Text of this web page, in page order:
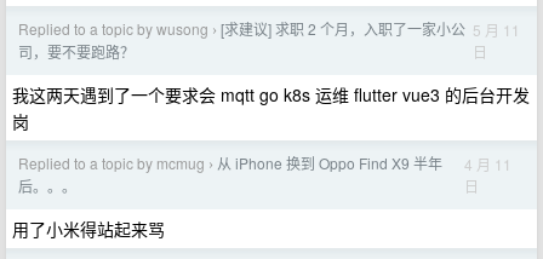
Replied to a topic by wusong › [求建议] 求职 2 个月，入职了一家小公
司，要不要跑路？
5 月 11
日
我这两天遇到了一个要求会 mqtt go k8s 运维 flutter vue3 的后台开发
岗
Replied to a topic by mcmug › 从 iPhone 换到 Oppo Find X9 半年
后。。。
4 月 11
日
用了小米得站起来骂